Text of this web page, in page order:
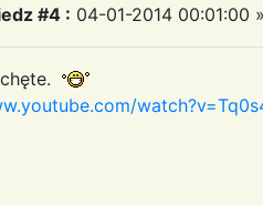
#4 : 04-01-2014 00:01:00